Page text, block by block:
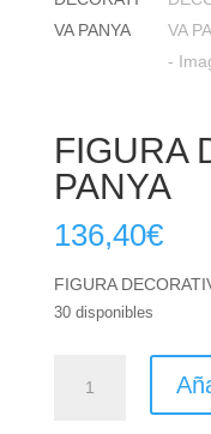
FIGURA
PANYA
136,40€
FIGURA
30 disponibles
DECORATIVA